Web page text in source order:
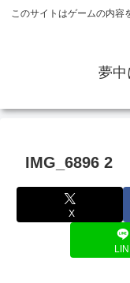
このサイトはゲームの内容
夢中
IMG_6896 2
X